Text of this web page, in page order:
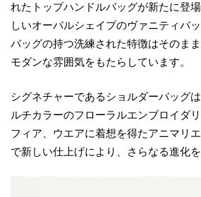
れたトップハンドルバッグが新たに登
しいオーバルシェイプのヴァニティバ
バッグの持つ洗練された特徴はそのま
モダンな雰囲気をもたらしています。
シグネチャーであるショルダーバッグ
ルチカラーのフローラルエンブロイダ
フィア、ウエアに着想を得たアニマリ
で新しい仕上げにより、さらなる進化を